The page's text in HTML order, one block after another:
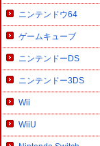
ニンテンドウ64
ゲームキューブ
ニンテンドーDS
ニンテンドー3DS
Wii
WiiU